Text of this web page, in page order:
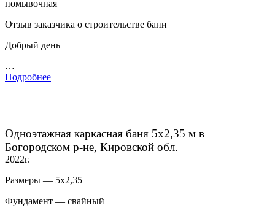
помывочная
Отзыв заказчика о строительстве бани
Добрый день
…
Подробнее
Одноэтажная каркасная баня 5х2,35 м в
Богородском р-не, Кировской обл.
2022г.
Размеры — 5х2,35
Фундамент — свайный